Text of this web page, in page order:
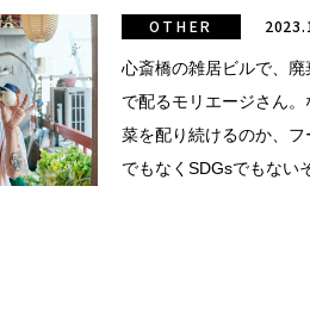
心斎橋の雑居ビルで、
で配るモリエージさん
菜を配り続けるのか、フ
でもなくSDGsでもない
OTHER